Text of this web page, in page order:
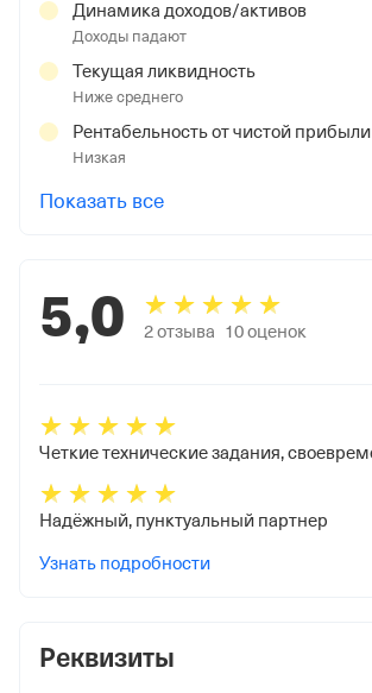
Реквизиты
Динамика доходов/активов
Доходы падают
Текущая ликвидность
Ниже среднего
Рентабельность от чистой прибыли
Низкая
Показать все
5,0 2отзыва 10оценок
Надёжный, пунктуальный партнер
Узнать подробности